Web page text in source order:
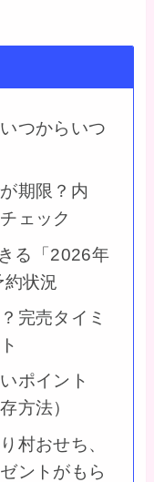
つからいつ
期限？内
ェック
る「2026年
状況
完売タイミ
ポイント
方法）
村おせち、
ントがもら